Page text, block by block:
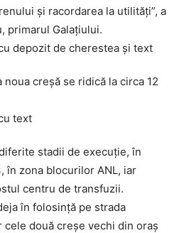
și racordarea la utilități”, a
primarul Galațiului.
creșă se ridică la circa 12
stadii de execuție, în
în zona blocurilor ANL, iar
centru de transfuzii.
în folosință pe strada
cele două creșe vechi din oraș